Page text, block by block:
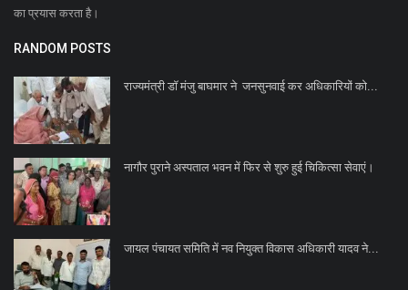
का प्रयास करता है।
RANDOM POSTS
राज्यमंत्री डॉ मंजु बाघमार ने जनसुनवाई कर अधिकारियों को...
नागौर पुराने अस्पताल भवन में फिर से शुरु हुई चिकित्सा सेवाएं।
जायल पंचायत समिति में नव नियुक्त विकास अधिकारी यादव ने...